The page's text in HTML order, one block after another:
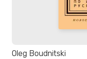
Oleg Boudnitski